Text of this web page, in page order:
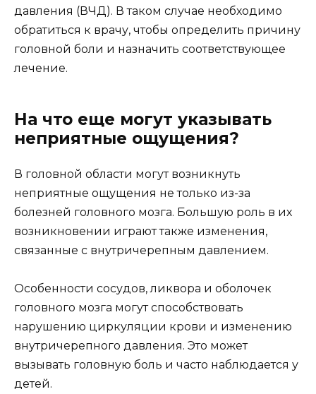
давления (ВЧД). В таком случае необходимо
обратиться к врачу, чтобы определить причину
головной боли и назначить соответствующее
лечение.
На что еще могут указывать
неприятные ощущения?
В головной области могут возникнуть
неприятные ощущения не только из-за
болезней головного мозга. Большую роль в их
возникновении играют также изменения,
связанные с внутричерепным давлением.
Особенности сосудов, ликвора и оболочек
головного мозга могут способствовать
нарушению циркуляции крови и изменению
внутричерепного давления. Это может
вызывать головную боль и часто наблюдается у
детей.